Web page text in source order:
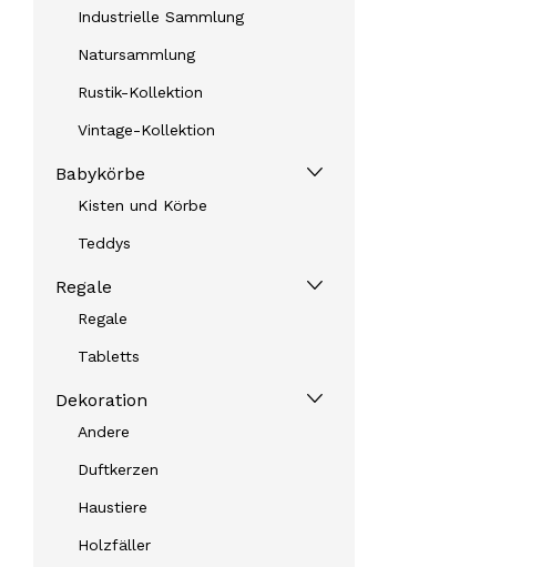
Industrielle Sammlung
Natursammlung
Rustik-Kollektion
Vintage-Kollektion
Babykörbe
Kisten und Körbe
Teddys
Regale
Regale
Tabletts
Dekoration
Andere
Duftkerzen
Haustiere
Holzfäller